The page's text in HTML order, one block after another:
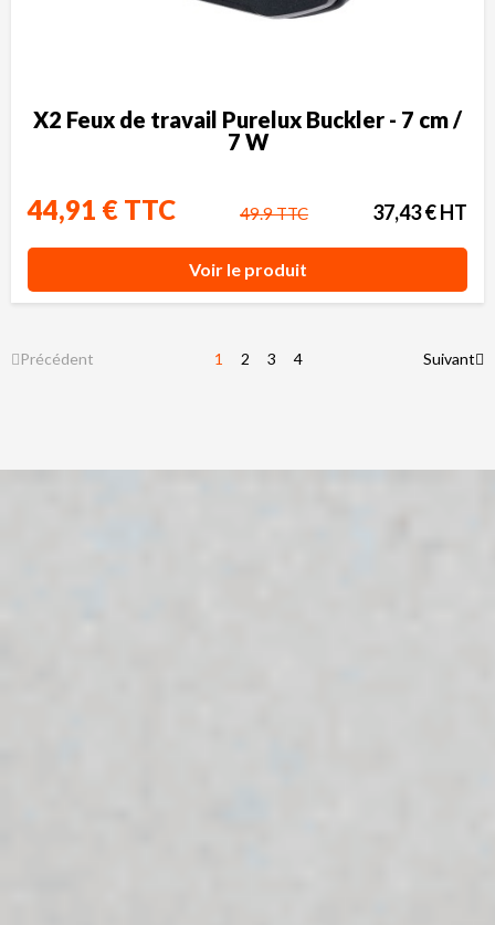
X2 Feux de travail Purelux Buckler - 7 cm /
7 W
44,91 € TTC 49.9 TTC 37,43 € HT
Voir le produit
Précédent 1 2 3 4 Suivant